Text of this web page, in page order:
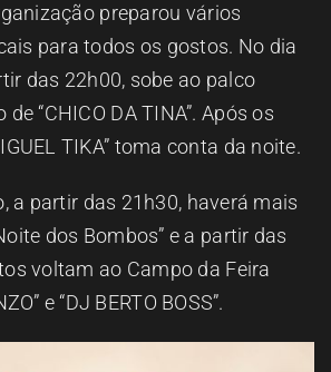
preparou vários
para todos os gostos. No dia
das 22h00, sobe ao palco
de “CHICO DA TINA”. Após os
TIKA” toma conta da noite.
a partir das 21h30, haverá mais
dos Bombos” e a partir das
voltam ao Campo da Feira
e “DJ BERTO BOSS”.